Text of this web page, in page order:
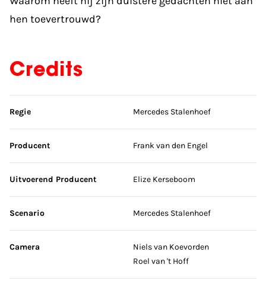
hen toevertrouwd?
Credits
Sla credits over
Regie Mercedes Stalenhoef
Producent Frank van den Engel
Uitvoerend Producent Elize Kerseboom
Scenario Mercedes Stalenhoef
Camera
Niels van Koevorden
Roel van 't Hoff